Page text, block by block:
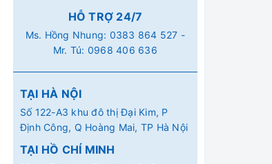
HỖ TRỢ 24/7
Ms. Hồng Nhung: 0383 864 527 -
Mr. Tú: 0968 406 636
TẠI HÀ NỘI
Số 122-A3 khu đô thị Đại Kim, P
Định Công, Q Hoàng Mai, TP Hà Nội
TẠI HỒ CHÍ MINH